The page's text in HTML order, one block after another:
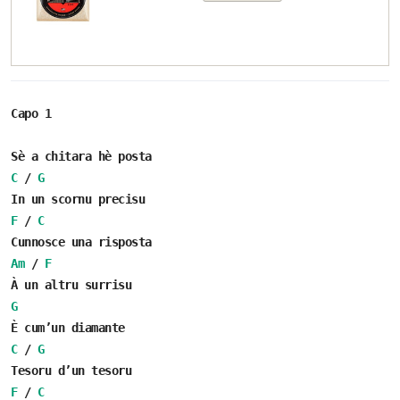
Capo 1
Sè a chitara hè posta
C/ G
In un scornu precisu
F/ C
Cunnosce una risposta
Am/ F
À un altru surrisu
G
È cum’un diamante
C/ G
Tesoru d’un tesoru
F/ C